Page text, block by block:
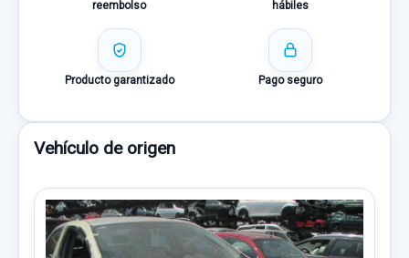
reembolso
hábiles
Producto garantizado Pago seguro
Vehículo de origen